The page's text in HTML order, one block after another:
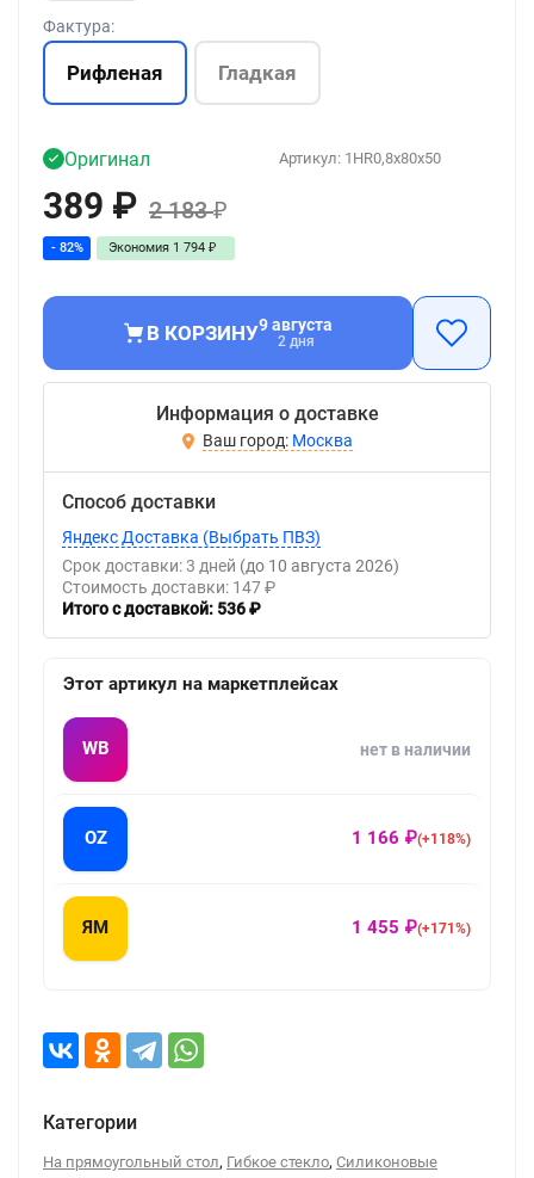
Фактура:
Рифленая Гладкая
Артикул: 1HR0,8x80x50
Оригинал
389 ₽ 2 183₽
- 82% Экономия 1 794 ₽
В КОРЗИНУ9 августа
2 дня
Информация о доставке
Москва
Способ доставки
Яндекс Доставка (Выбрать ПВЗ)
Срок доставки: 3 дней (до 10 августа 2026)
Стоимость доставки: 147 ₽
Итого с доставкой: 536 ₽
Этот артикул на маркетплейсах
WB нет в наличии
OZ 1 166 ₽(+118%)
ЯМ 1 455 ₽(+171%)
Категории
На прямоугольный стол, Гибкое стекло, Силиконовые